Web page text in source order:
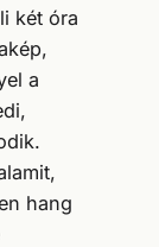
két óra
a
hang